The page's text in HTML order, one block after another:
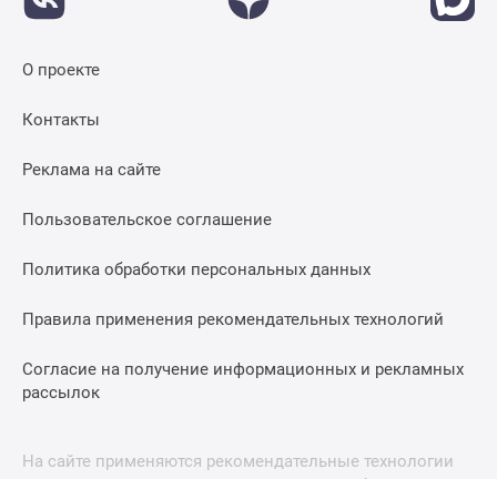
О проекте
Контакты
Реклама на сайте
Пользовательское соглашение
Политика обработки персональных данных
Правила применения рекомендательных технологий
Согласие на получение информационных и рекламных
рассылок
На сайте применяются рекомендательные технологии